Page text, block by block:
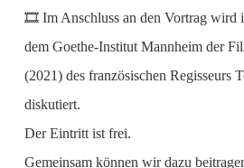
🎞️ Im Anschluss an den Vortrag wird
dem Goethe-Institut Mannheim der
(2021) des französischen Regisseurs
diskutiert.
Der Eintritt ist frei.
Gemeinsam können wir dazu